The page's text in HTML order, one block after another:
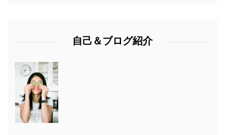
自己＆ブログ紹介